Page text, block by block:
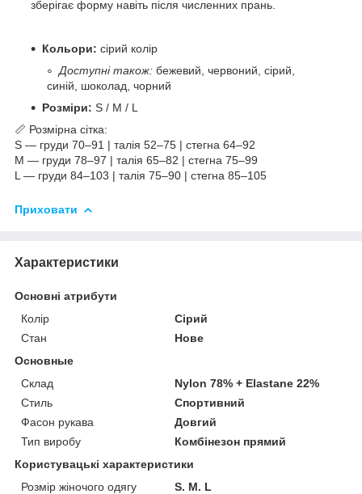
зберігає форму навіть після численних прань.
Кольори: сірий колір
Доступні також: бежевий, червоний, сірий,
синій, шоколад, чорний
Розміри: S / M / L
📏 Розмірна сітка:
S — груди 70–91 | талія 52–75 | стегна 64–92
M — груди 78–97 | талія 65–82 | стегна 75–99
L — груди 84–103 | талія 75–90 | стегна 85–105
Приховати
Характеристики
Основні атрибути
Колір
Сірий
Стан
Нове
Основные
Склад
Nylon 78% + Elastane 22%
Стиль
Спортивний
Фасон рукава
Довгий
Тип виробу
Комбінезон прямий
Користувацькі характеристики
Розмір жіночого одягу
S. M. L